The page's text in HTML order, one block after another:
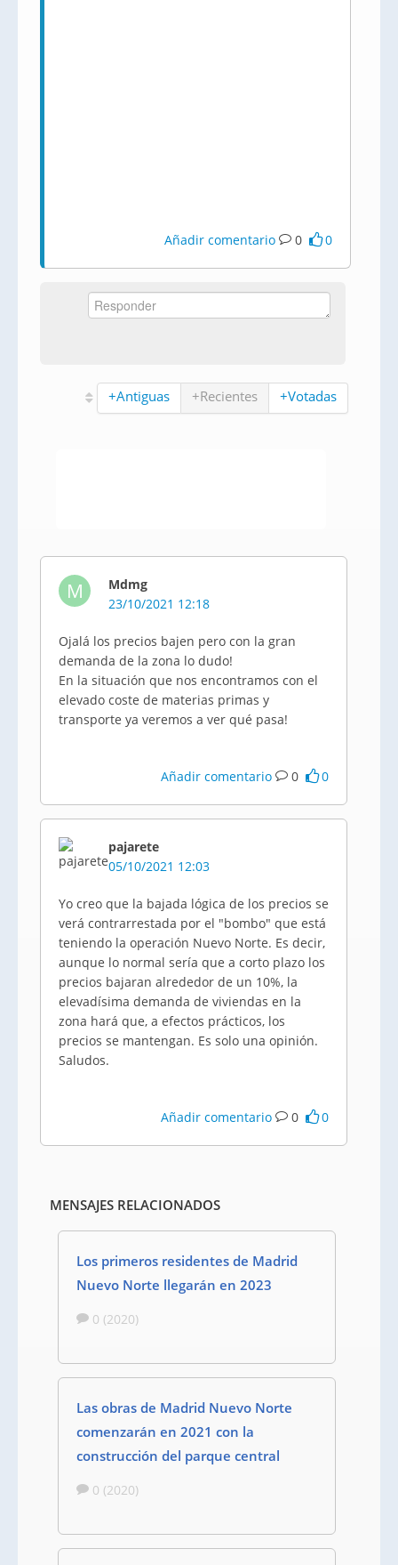
Añadir comentario 0 0
+Antiguas +Recientes +Votadas
M
Mdmg
23/10/2021 12:18
Ojalá los precios bajen pero con la gran
demanda de la zona lo dudo!
En la situación que nos encontramos con el
elevado coste de materias primas y
transporte ya veremos a ver qué pasa!
Añadir comentario 0 0
pajarete
05/10/2021 12:03
Yo creo que la bajada lógica de los precios se
verá contrarrestada por el "bombo" que está
teniendo la operación Nuevo Norte. Es decir,
aunque lo normal sería que a corto plazo los
precios bajaran alrededor de un 10%, la
elevadísima demanda de viviendas en la
zona hará que, a efectos prácticos, los
precios se mantengan. Es solo una opinión.
Saludos.
Añadir comentario 0 0
MENSAJES RELACIONADOS
Los primeros residentes de Madrid
Nuevo Norte llegarán en 2023
0 (2020)
Las obras de Madrid Nuevo Norte
comenzarán en 2021 con la
construcción del parque central
0 (2020)